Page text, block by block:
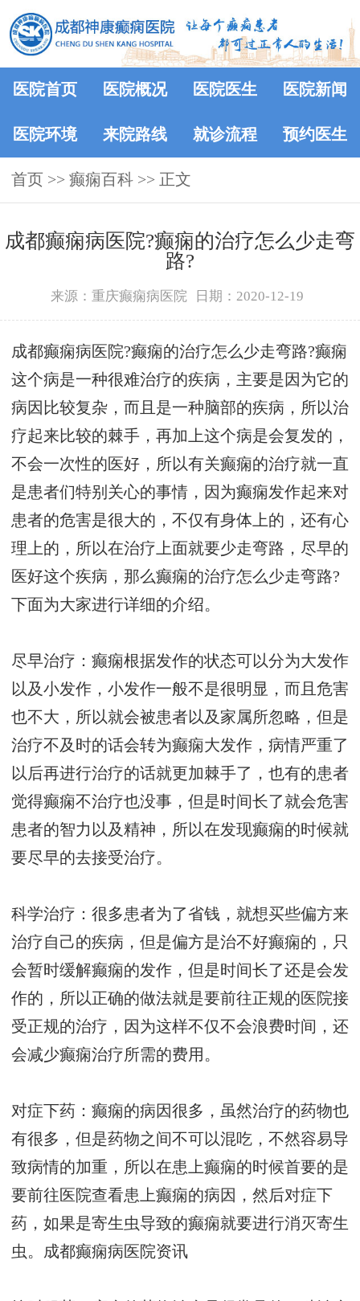
医院首页 医院概况 医院医生 医院新闻
医院环境 来院路线 就诊流程 预约医生
首页 >> 癫痫百科 >> 正文
成都癫痫病医院?癫痫的治疗怎么少走弯
路?
来源：重庆癫痫病医院 日期：2020-12-19
成都癫痫病医院?癫痫的治疗怎么少走弯路?癫痫
这个病是一种很难治疗的疾病，主要是因为它的
病因比较复杂，而且是一种脑部的疾病，所以治
疗起来比较的棘手，再加上这个病是会复发的，
不会一次性的医好，所以有关癫痫的治疗就一直
是患者们特别关心的事情，因为癫痫发作起来对
患者的危害是很大的，不仅有身体上的，还有心
理上的，所以在治疗上面就要少走弯路，尽早的
医好这个疾病，那么癫痫的治疗怎么少走弯路?
下面为大家进行详细的介绍。
尽早治疗：癫痫根据发作的状态可以分为大发作
以及小发作，小发作一般不是很明显，而且危害
也不大，所以就会被患者以及家属所忽略，但是
治疗不及时的话会转为癫痫大发作，病情严重了
以后再进行治疗的话就更加棘手了，也有的患者
觉得癫痫不治疗也没事，但是时间长了就会危害
患者的智力以及精神，所以在发现癫痫的时候就
要尽早的去接受治疗。
科学治疗：很多患者为了省钱，就想买些偏方来
治疗自己的疾病，但是偏方是治不好癫痫的，只
会暂时缓解癫痫的发作，但是时间长了还是会发
作的，所以正确的做法就是要前往正规的医院接
受正规的治疗，因为这样不仅不会浪费时间，还
会减少癫痫治疗所需的费用。
对症下药：癫痫的病因很多，虽然治疗的药物也
有很多，但是药物之间不可以混吃，不然容易导
致病情的加重，所以在患上癫痫的时候首要的是
要前往医院查看患上癫痫的病因，然后对症下
药，如果是寄生虫导致的癫痫就要进行消灭寄生
虫。 成都癫痫病医院资讯